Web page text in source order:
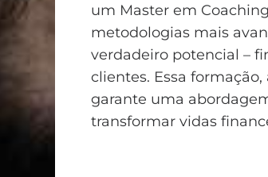
um Master em
metodologias mais
verdadeiro potencial –
clientes. Essa
garante uma
transformar vidas